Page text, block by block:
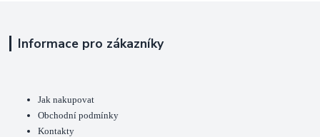
Informace pro zákazníky
Jak nakupovat
Obchodní podmínky
Kontakty